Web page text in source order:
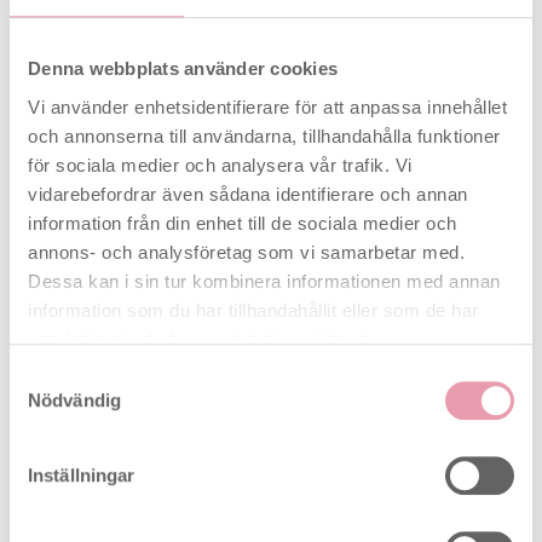
Denna webbplats använder cookies
Vi använder enhetsidentifierare för att anpassa innehållet
och annonserna till användarna, tillhandahålla funktioner
för sociala medier och analysera vår trafik. Vi
vidarebefordrar även sådana identifierare och annan
information från din enhet till de sociala medier och
annons- och analysföretag som vi samarbetar med.
Dessa kan i sin tur kombinera informationen med annan
information som du har tillhandahållit eller som de har
Nödvändig
Inställningar
information om ungefär hur långt gången
Fördelar med Clearblue Triple Check &
Dato:
Tre tester i ett paket – perfekt för dig som vill
ha extra trygghet
Möjlighet till tidig testning – upp till6 dagar
före utebliven menstruation
Digital veckoindikator som visar 1–2, 2–3 eller
förväntad menstruation